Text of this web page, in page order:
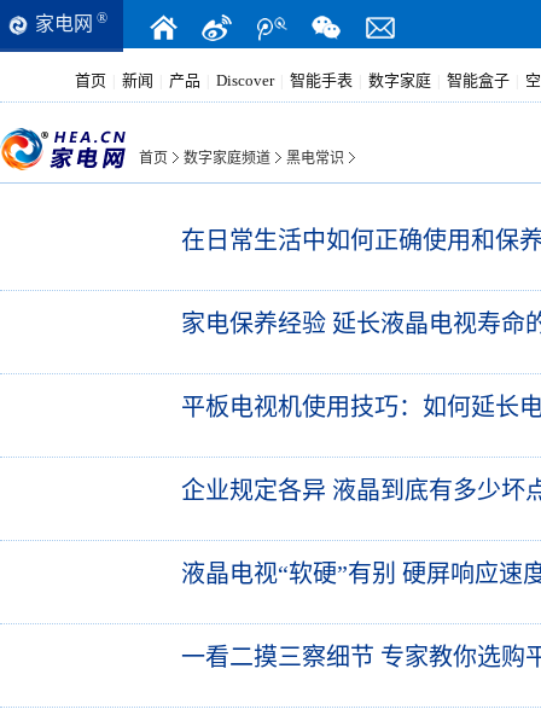
家电网 ®
首页 新闻 产品 Discover 智能手表 数字家庭 智能盒子
首页 数字家庭频道 黑电常识
在日常生活中如何正确使用和保
家电保养经验 延长液晶电视寿命
平板电视机使用技巧：如何延长
企业规定各异 液晶到底有多少坏
液晶电视“软硬”有别 硬屏响应速
一看二摸三察细节 专家教你选购